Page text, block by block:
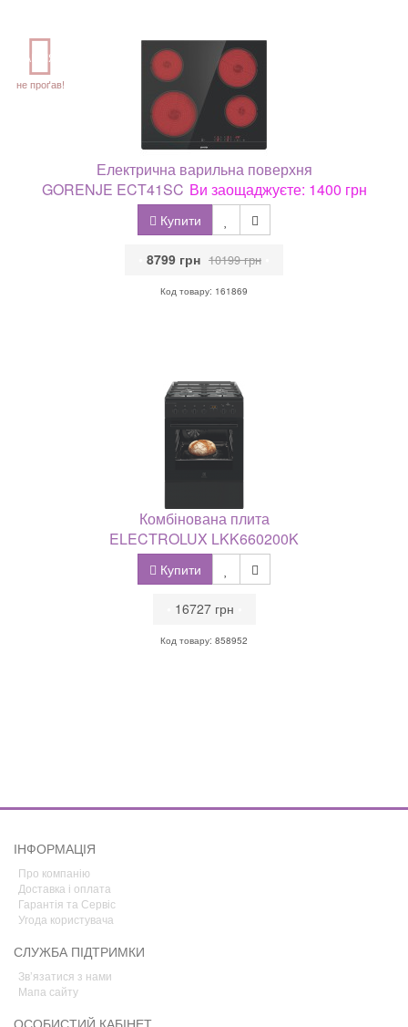
АКЦІЯ
не проґав!
Електрична варильна поверхня
GORENJE ECT41SC Ви заощаджуєте: 1400 грн
Купити
8799 грн 10199 грн
Код товару: 161869
Комбінована плита
ELECTROLUX LKK660200K
Купити
16727 грн
Код товару: 858952
ІНФОРМАЦІЯ
Про компанію
Доставка і оплата
Гарантія та Сервіс
Угода користувача
СЛУЖБА ПІДТРИМКИ
Зв’язатися з нами
Мапа сайту
ОСОБИСТИЙ КАБІНЕТ